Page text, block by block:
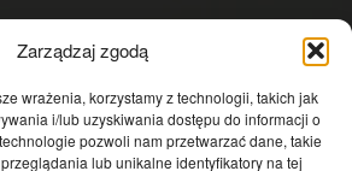
Zarządzaj zgodą
wrażenia, korzystamy z technologii, takich jak
i/lub uzyskiwania dostępu do informacji o
pozwoli nam przetwarzać dane, takie
lub unikalne identyfikatory na tej
4601
4363